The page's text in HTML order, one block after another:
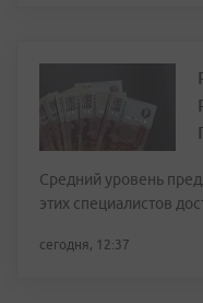
Средний уровень
этих специалистов
сегодня, 12:37